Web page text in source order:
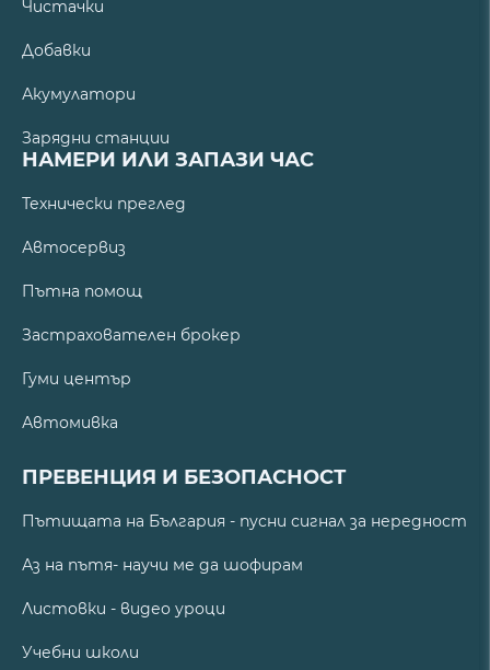
Чистачки
Добавки
Акумулатори
Зарядни станции
НАМЕРИ ИЛИ ЗАПАЗИ ЧАС
Технически преглед
Автосервиз
Пътна помощ
Застрахователен брокер
Гуми център
Автомивка
ПРЕВЕНЦИЯ И БЕЗОПАСНОСТ
Пътищата на България - пусни сигнал за нередност
Аз на пътя- научи ме да шофирам
Листовки - видео уроци
Учебни школи